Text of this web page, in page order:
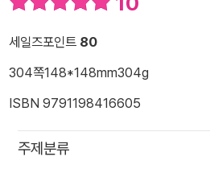
세일즈포인트 80
304쪽148*148mm304g
ISBN 9791198416605
주제분류